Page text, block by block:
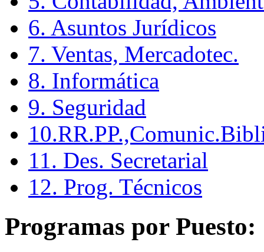
6. Asuntos Jurídicos
7. Ventas, Mercadotec.
8. Informática
9. Seguridad
11. Des. Secretarial
12. Prog. Técnicos
Programas por Puesto: